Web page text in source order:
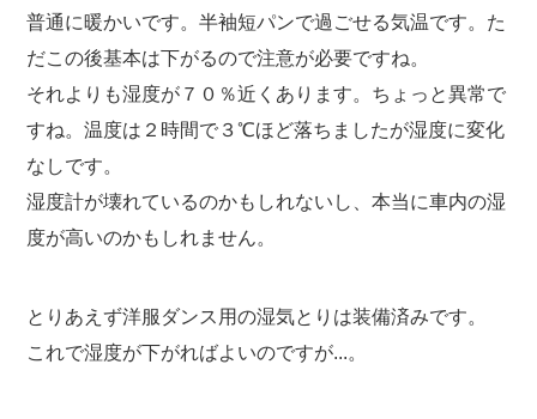
普通に暖かいです。半袖短パンで過ごせる気温です。た
だこの後基本は下がるので注意が必要ですね。
それよりも湿度が７０％近くあります。ちょっと異常で
すね。温度は２時間で３℃ほど落ちましたが湿度に変化
なしです。
湿度計が壊れているのかもしれないし、本当に車内の湿
度が高いのかもしれません。
とりあえず洋服ダンス用の湿気とりは装備済みです。
これで湿度が下がればよいのですが...。